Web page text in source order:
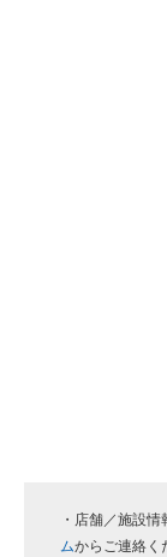
・店舗／施設情
ムからご連絡